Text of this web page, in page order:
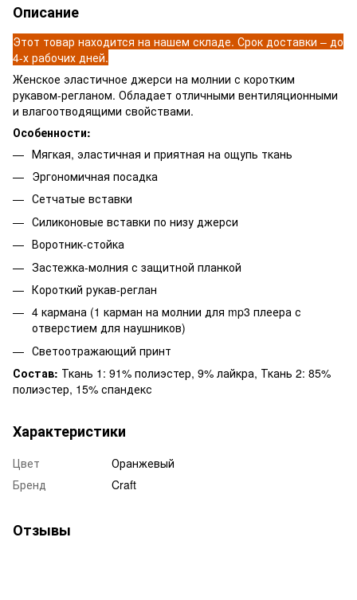
Описание
Этот товар находится на нашем складе. Срок доставки – до
4-х рабочих дней.
Женское эластичное джерси на молнии с коротким
рукавом-регланом. Обладает отличными вентиляционными
и влагоотводящими свойствами.
Особенности:
Мягкая, эластичная и приятная на ощупь ткань
Эргономичная посадка
Сетчатые вставки
Силиконовые вставки по низу джерси
Воротник-стойка
Застежка-молния с защитной планкой
Короткий рукав-реглан
4 кармана (1 карман на молнии для mp3 плеера с
отверстием для наушников)
Светоотражающий принт
Состав: Ткань 1: 91% полиэстер, 9% лайкра, Ткань 2: 85%
полиэстер, 15% спандекс
Характеристики
Цвет
Оранжевый
Бренд
Craft
Отзывы